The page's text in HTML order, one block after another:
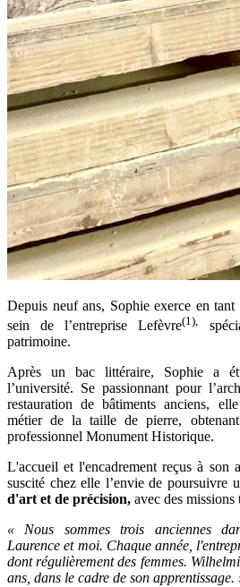
Depuis neuf ans, Sophie exerce en tant
sein de l’entreprise Lefèvre(1),
patrimoine.
Après un bac littéraire, Sophie a
l’université. Se passionnant pour
restauration de bâtiments anciens,
métier de la taille de pierre,
professionnel Monument Historique.
L'accueil et l'encadrement reçus à son
suscité chez elle l’envie de poursuivre
d'art et de précision, avec des
«
Nous sommes trois anciennes
Laurence et moi. Chaque année,
dont régulièrement des femmes.
ans, dans le cadre de son apprentissage.